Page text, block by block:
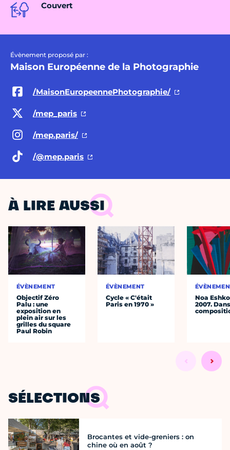
Couvert
Évènement proposé par :
Maison Européenne de la Photographie
/MaisonEuropeennePhotographie/
/mep_paris
/mep.paris/
/@mep.paris
À LIRE AUSSI
ÉVÈNEMENT
Objectif Zéro
Palu : une
exposition en
plein air sur les
grilles du square
Paul Robin
ÉVÈNEMENT
Cycle « C'était
Paris en 1970 »
Noa
2007.
SÉLECTIONS
Brocantes et vide-greniers : on
chine où en août ?